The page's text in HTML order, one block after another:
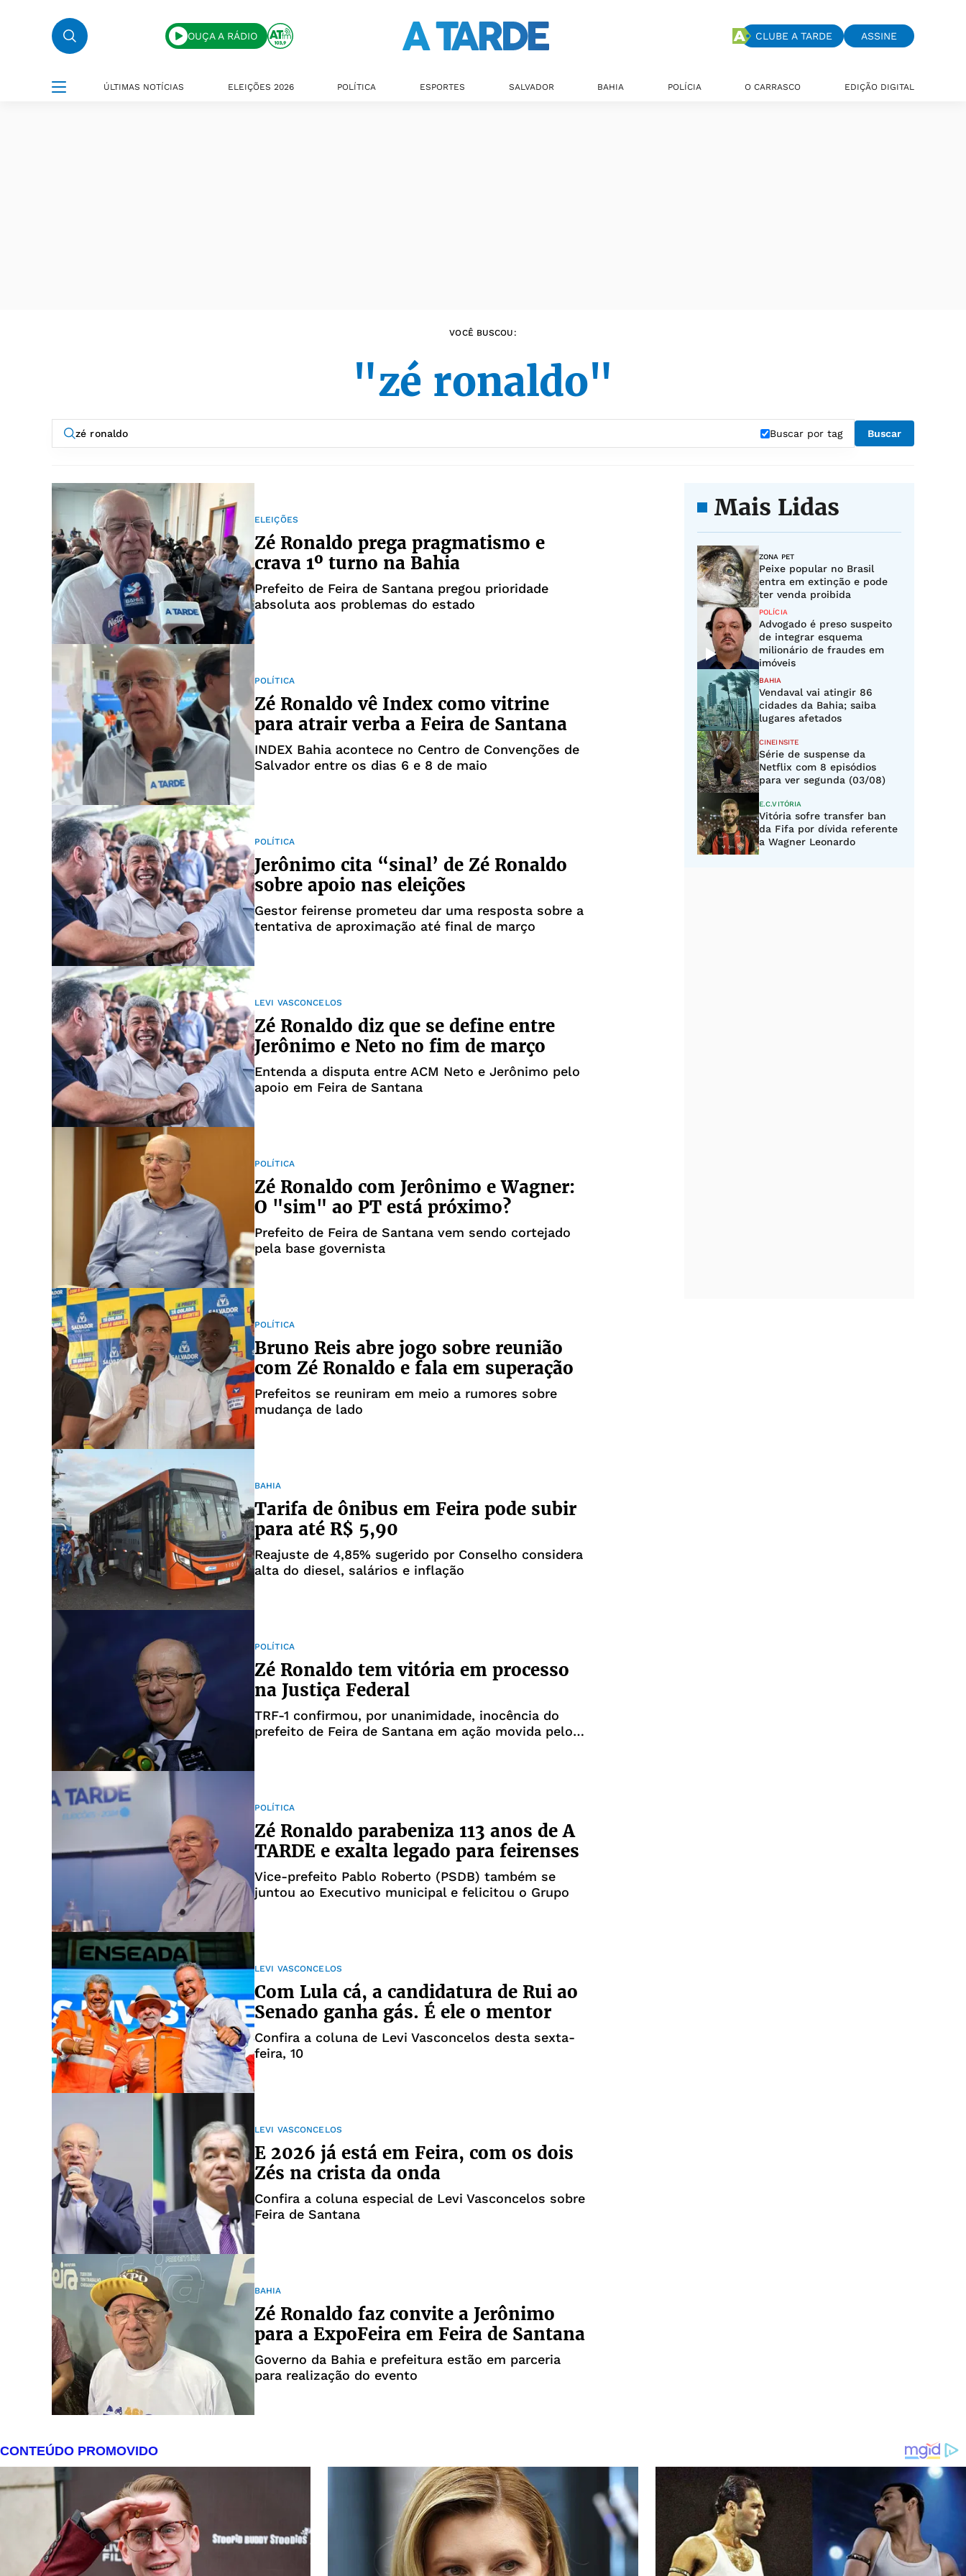
OUÇA A RÁDIO CLUBE A TARDE ASSINE
ÚLTIMAS NOTÍCIAS ELEIÇÕES 2026 POLÍTICA ESPORTES SALVADOR BAHIA POLÍCIA O CARRASCO EDIÇÃO DIGITAL
VOCÊ BUSCOU:
"zé ronaldo"
Buscar por tag Buscar
ELEIÇÕES
Zé Ronaldo prega pragmatismo e
crava 1º turno na Bahia
Prefeito de Feira de Santana pregou prioridade
absoluta aos problemas do estado
POLÍTICA
Zé Ronaldo vê Index como vitrine
para atrair verba a Feira de Santana
INDEX Bahia acontece no Centro de Convenções de
Salvador entre os dias 6 e 8 de maio
POLÍTICA
Jerônimo cita “sinal’ de Zé Ronaldo
sobre apoio nas eleições
Gestor feirense prometeu dar uma resposta sobre a
tentativa de aproximação até final de março
LEVI VASCONCELOS
Zé Ronaldo diz que se define entre
Jerônimo e Neto no fim de março
Entenda a disputa entre ACM Neto e Jerônimo pelo
apoio em Feira de Santana
POLÍTICA
Zé Ronaldo com Jerônimo e Wagner:
O "sim" ao PT está próximo?
Prefeito de Feira de Santana vem sendo cortejado
pela base governista
POLÍTICA
Bruno Reis abre jogo sobre reunião
com Zé Ronaldo e fala em superação
Prefeitos se reuniram em meio a rumores sobre
mudança de lado
BAHIA
Tarifa de ônibus em Feira pode subir
para até R$ 5,90
Reajuste de 4,85% sugerido por Conselho considera
alta do diesel, salários e inflação
POLÍTICA
Zé Ronaldo tem vitória em processo
na Justiça Federal
TRF-1 confirmou, por unanimidade, inocência do
prefeito de Feira de Santana em ação movida pelo
POLÍTICA
Zé Ronaldo parabeniza 113 anos de A
TARDE e exalta legado para feirenses
Vice-prefeito Pablo Roberto (PSDB) também se
juntou ao Executivo municipal e felicitou o Grupo
LEVI VASCONCELOS
Com Lula cá, a candidatura de Rui ao
Senado ganha gás. É ele o mentor
Confira a coluna de Levi Vasconcelos desta sexta-
feira, 10
LEVI VASCONCELOS
E 2026 já está em Feira, com os dois
Zés na crista da onda
Confira a coluna especial de Levi Vasconcelos sobre
Feira de Santana
BAHIA
Zé Ronaldo faz convite a Jerônimo
para a ExpoFeira em Feira de Santana
Governo da Bahia e prefeitura estão em parceria
para realização do evento
Mais Lidas
ZONA PET
Peixe popular no Brasil
entra em extinção e pode
ter venda proibida
POLÍCIA
Advogado é preso suspeito
de integrar esquema
milionário de fraudes em
imóveis
BAHIA
Vendaval vai atingir 86
cidades da Bahia; saiba
lugares afetados
CINEINSITE
Série de suspense da
Netflix com 8 episódios
para ver segunda (03/08)
E.C.VITÓRIA
Vitória sofre transfer ban
da Fifa por dívida referente
a Wagner Leonardo